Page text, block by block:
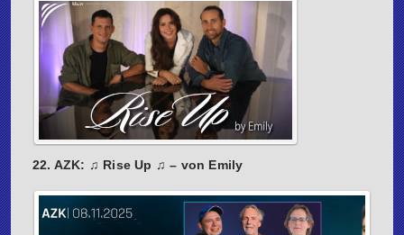
22. AZK: ♫ Rise Up ♫ – von Emily